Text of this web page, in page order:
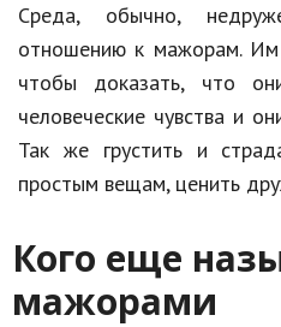
Среда, обычно,
отношению к мажорам. Им
чтобы доказать, что
человеческие чувства и
Так же грустить и
простым вещам, ценить
Кого еще
мажорами